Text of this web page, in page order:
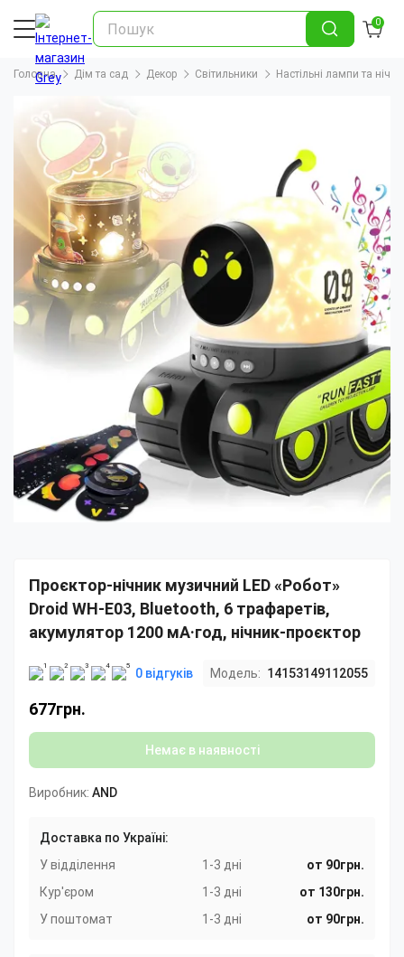
0
Головна Дім та сад Декор Світильники Настільні лампи та
Проєктор-нічник музичний LED «Робот»
Droid WH-E03, Bluetooth, 6 трафаретів,
акумулятор 1200 мА·год, нічник-проєктор
0 відгуків Модель: 14153149112055
677грн.
Немає в наявності
Виробник: AND
Доставка по Україні:
У відділення
1-3 дні
от 90грн.
Кур'єром
1-3 дні
от 130грн.
У поштомат
1-3 дні от 90грн.